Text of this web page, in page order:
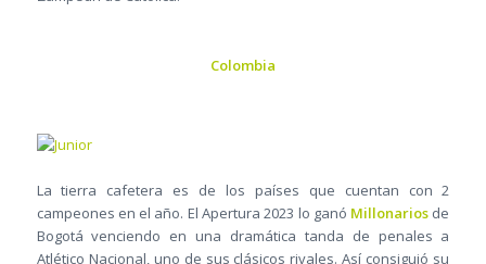
Colombia
La tierra cafetera es de los países que cuentan con 2
campeones en el año. El Apertura 2023 lo ganó Millonarios de
Bogotá venciendo en una dramática tanda de penales a
Atlético Nacional, uno de sus clásicos rivales. Así consiguió su